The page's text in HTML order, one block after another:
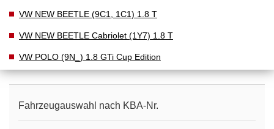
VW NEW BEETLE (9C1, 1C1) 1.8 T
VW NEW BEETLE Cabriolet (1Y7) 1.8 T
VW POLO (9N_) 1.8 GTi Cup Edition
Fahrzeugauswahl nach KBA-Nr.